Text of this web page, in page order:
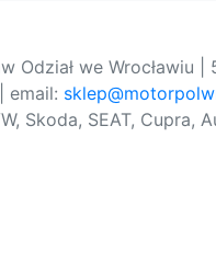
Odział we Wrocławiu |
| email:
Skoda, SEAT, Cupra,